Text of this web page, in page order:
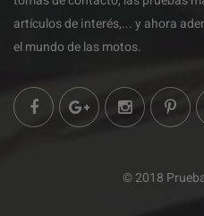
artículos de interés,... y ahora
el mundo de las motos.
© 2018